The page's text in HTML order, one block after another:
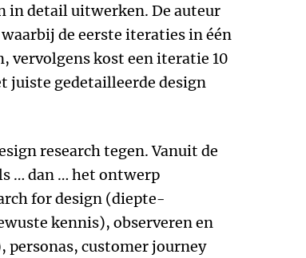
in detail uitwerken. De auteur
de eerste iteraties in één
vervolgens kost een iteratie 10
juiste gedetailleerde design
research tegen. Vanuit de
… dan … het ontwerp
for design (diepte-
kennis), observeren en
customer journey